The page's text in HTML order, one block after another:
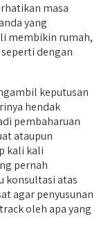
masa
yang
membikin rumah,
dengan
keputusan
hendak
pembaharuan
ataupun
kali kali
pernah
konsultasi atas
agar penyusunan
oleh apa yang